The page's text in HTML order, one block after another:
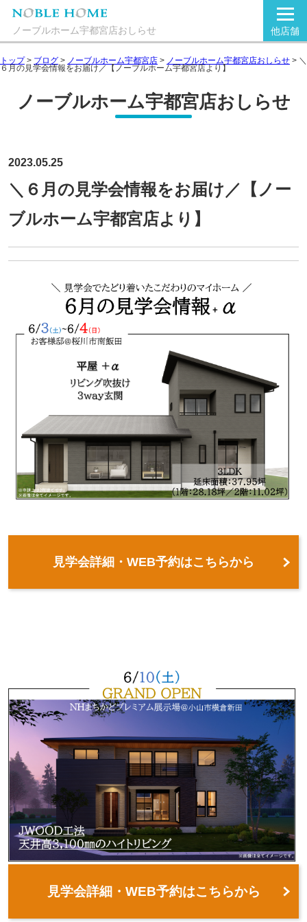
ノーブルホーム宇都宮店おしらせ 他店舗
トップ> ブログ > ノーブルホーム宇都宮店 > ノーブルホーム宇都宮店おしらせ > ＼
６月の見学会情報をお届け／【ノーブルホーム宇都宮店より】
ノーブルホーム宇都宮店おしらせ
2023.05.25
＼６月の見学会情報をお届け／【ノー
ブルホーム宇都宮店より】
見学会詳細・WEB予約はこちらから
見学会詳細・WEB予約はこちらから